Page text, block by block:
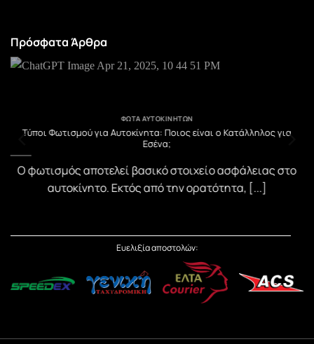
Πρόσφατα Άρθρα
ΦΏΤΑ ΑΥΤΟΚΙΝΉΤΩΝ
Τύποι Φωτισμού για Αυτοκίνητα: Ποιος είναι ο Κατάλληλος για
Εσένα;
Ο φωτισμός αποτελεί βασικό στοιχείο ασφάλειας στο
αυτοκίνητο. Εκτός από την ορατότητα, [...]
Ευελιξία αποστολών: